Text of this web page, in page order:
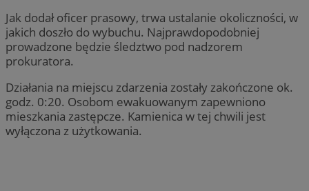
Jak dodał oficer prasowy, trwa ustalanie okoliczności, w
jakich doszło do wybuchu. Najprawdopodobniej
prowadzone będzie śledztwo pod nadzorem
prokuratora.
Działania na miejscu zdarzenia zostały zakończone ok.
godz. 0:20. Osobom ewakuowanym zapewniono
mieszkania zastępcze. Kamienica w tej chwili jest
wyłączona z użytkowania.